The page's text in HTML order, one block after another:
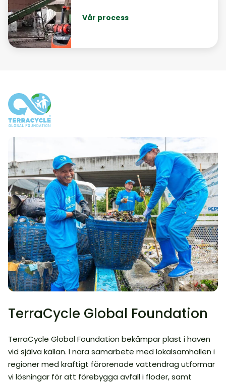
Vår process
TerraCycle Global Foundation
TerraCycle Global Foundation bekämpar plast i haven
vid själva källan. I nära samarbete med lokalsamhällen i
regioner med kraftigt förorenade vattendrag utformar
vi lösningar för att förebygga avfall i floder, samt